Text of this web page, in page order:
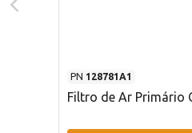
PN 128781A1
Filtro de Ar Primário